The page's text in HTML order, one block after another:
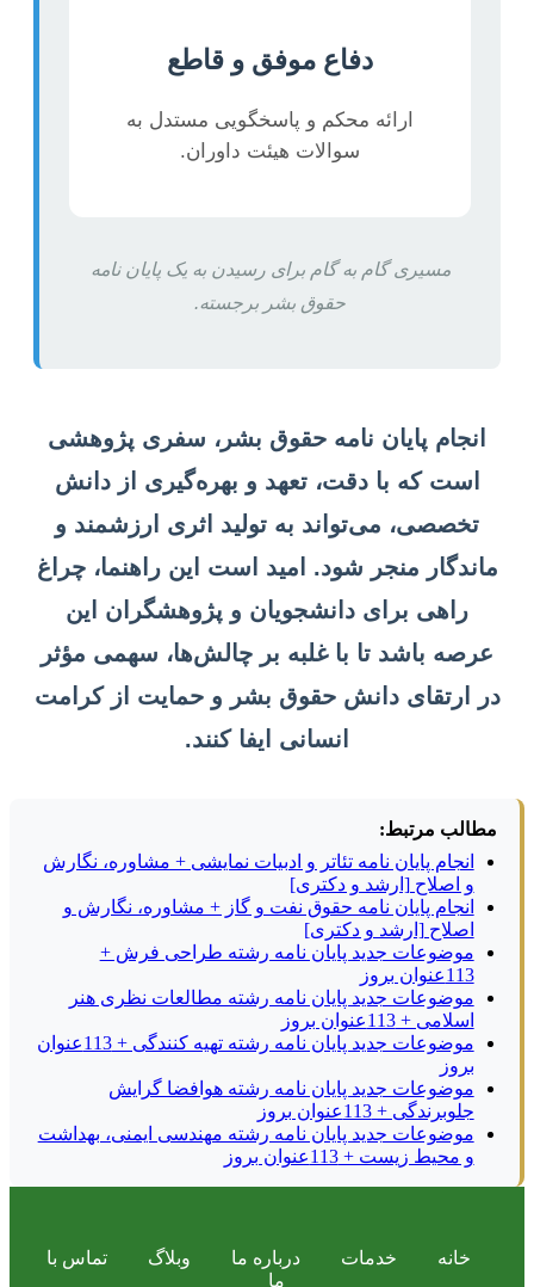
دفاع موفق و قاطع
ارائه محکم و پاسخگویی مستدل به
سوالات هیئت داوران.
مسیری گام به گام برای رسیدن به یک پایان نامه
حقوق بشر برجسته.
انجام پایان نامه حقوق بشر، سفری پژوهشی
است که با دقت، تعهد و بهره‌گیری از دانش
تخصصی، می‌تواند به تولید اثری ارزشمند و
ماندگار منجر شود. امید است این راهنما، چراغ
راهی برای دانشجویان و پژوهشگران این
عرصه باشد تا با غلبه بر چالش‌ها، سهمی مؤثر
در ارتقای دانش حقوق بشر و حمایت از کرامت
انسانی ایفا کنند.
مطالب مرتبط:
انجام پایان نامه تئاتر و ادبیات نمایشی + مشاوره، نگارش
و اصلاح [ارشد و دکتری]
انجام پایان نامه حقوق نفت و گاز + مشاوره، نگارش و
اصلاح [ارشد و دکتری]
موضوعات جدید پایان نامه رشته طراحی فرش +
113عنوان بروز
موضوعات جدید پایان نامه رشته مطالعات نظری هنر
اسلامی + 113عنوان بروز
موضوعات جدید پایان نامه رشته تهیه کنندگی + 113عنوان
بروز
موضوعات جدید پایان نامه رشته هوافضا گرایش
جلوبرندگی + 113عنوان بروز
موضوعات جدید پایان نامه رشته مهندسی ایمنی، بهداشت
و محیط زیست + 113عنوان بروز
خانه خدمات درباره ما وبلاگ
تماس با
ما